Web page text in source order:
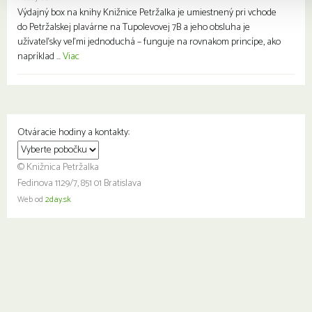
Výdajný box na knihy Knižnice Petržalka je umiestnený pri vchode
do Petržalskej plavárne na Tupolevovej 7B a jeho obsluha je
užívateľsky veľmi jednoduchá – funguje na rovnakom princípe, ako
napríklad ...Viac
Otváracie hodiny a kontakty:
© Knižnica Petržalka
Fedinova 1129/7, 851 01 Bratislava
Web od 2day.sk